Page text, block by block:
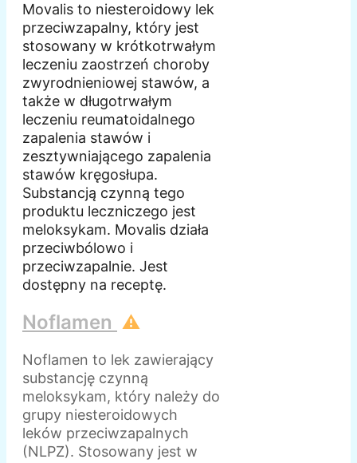
Movalis to niesteroidowy lek
przeciwzapalny, który jest
stosowany w krótkotrwałym
leczeniu zaostrzeń choroby
zwyrodnieniowej stawów, a
także w długotrwałym
leczeniu reumatoidalnego
zapalenia stawów i
zesztywniającego zapalenia
stawów kręgosłupa.
Substancją czynną tego
produktu leczniczego jest
meloksykam. Movalis działa
przeciwbólowo i
przeciwzapalnie. Jest
dostępny na receptę.
Noflamen ⚠️
Noflamen to lek zawierający
substancję czynną
meloksykam, który należy do
grupy niesteroidowych
leków przeciwzapalnych
(NLPZ). Stosowany jest w